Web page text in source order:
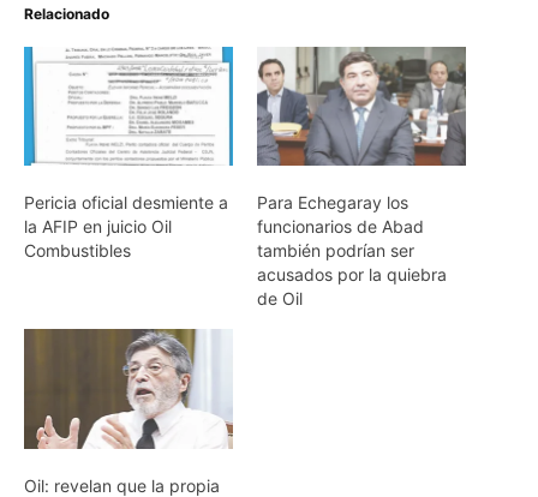
Relacionado
Pericia oficial desmiente a
la AFIP en juicio Oil
Combustibles
Para Echegaray los
funcionarios de Abad
también podrían ser
acusados por la quiebra
de Oil
Oil: revelan que la propia